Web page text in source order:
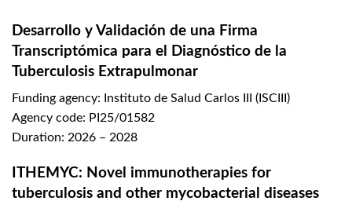
Desarrollo y Validación de una Firma
Transcriptómica para el Diagnóstico de la
Tuberculosis Extrapulmonar
Funding agency: Instituto de Salud Carlos III (ISCIII)
Agency code: PI25/01582
Duration: 2026 – 2028
ITHEMYC: Novel immunotherapies for
tuberculosis and other mycobacterial diseases